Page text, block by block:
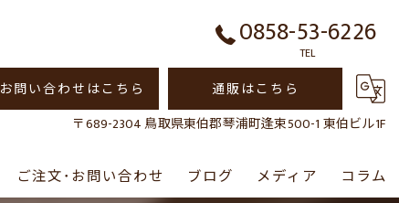
0858-53-6226
TEL
お問い合わせはこちら
通販はこちら
〒689-2304 鳥取県東伯郡琴浦町逢束500-1 東伯ビル1F
ご注文･お問い合わせ ブログ メディア コラム